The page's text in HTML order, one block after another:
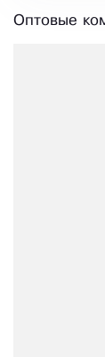
Оптовые